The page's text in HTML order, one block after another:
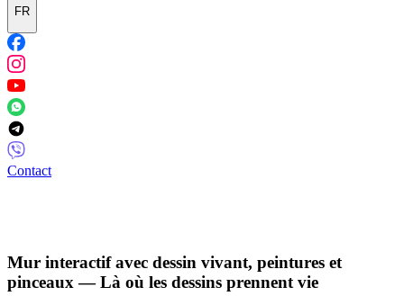
FR
Contact
Mur interactif avec dessin vivant, peintures et
pinceaux — Là où les dessins prennent vie